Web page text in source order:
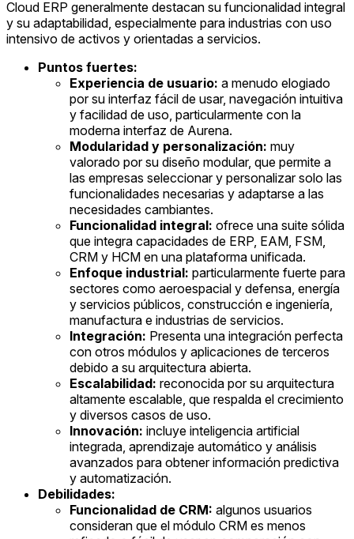
Cloud ERP generalmente destacan su funcionalidad integral
y su adaptabilidad, especialmente para industrias con uso
intensivo de activos y orientadas a servicios.
Puntos fuertes:
Experiencia de usuario: a menudo elogiado
por su interfaz fácil de usar, navegación intuitiva
y facilidad de uso, particularmente con la
moderna interfaz de Aurena.
Modularidad y personalización: muy
valorado por su diseño modular, que permite a
las empresas seleccionar y personalizar solo las
funcionalidades necesarias y adaptarse a las
necesidades cambiantes.
Funcionalidad integral: ofrece una suite sólida
que integra capacidades de ERP, EAM, FSM,
CRM y HCM en una plataforma unificada.
Enfoque industrial: particularmente fuerte para
sectores como aeroespacial y defensa, energía
y servicios públicos, construcción e ingeniería,
manufactura e industrias de servicios.
Integración: Presenta una integración perfecta
con otros módulos y aplicaciones de terceros
debido a su arquitectura abierta.
Escalabilidad: reconocida por su arquitectura
altamente escalable, que respalda el crecimiento
y diversos casos de uso.
Innovación: incluye inteligencia artificial
integrada, aprendizaje automático y análisis
avanzados para obtener información predictiva
y automatización.
Debilidades:
Funcionalidad de CRM: algunos usuarios
consideran que el módulo CRM es menos